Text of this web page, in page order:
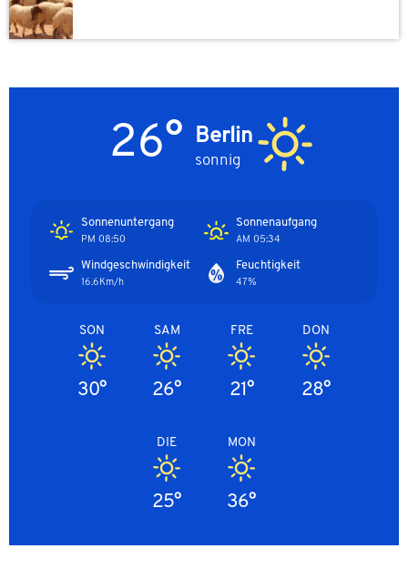
Berlin
sonnig
26°
Sonnenaufgang
05:34 AM
Sonnenuntergang
08:50 PM
Feuchtigkeit
47%
Windgeschwindigkeit
16.6Km/h
DON
28°
FRE
21°
SAM
26°
SON
30°
MON
36°
DIE
25°